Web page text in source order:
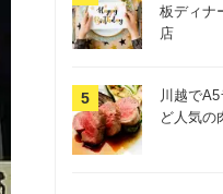
板ディナ
店
川越で
ど人気の